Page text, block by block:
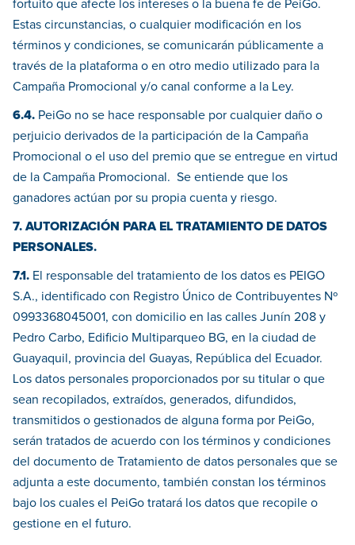
fortuito que afecte los intereses o la buena fe de PeiGo.
Estas circunstancias, o cualquier modificación en los
términos y condiciones, se comunicarán públicamente a
través de la plataforma o en otro medio utilizado para la
Campaña Promocional y/o canal conforme a la Ley.
6.4. PeiGo no se hace responsable por cualquier daño o
perjuicio derivados de la participación de la Campaña
Promocional o el uso del premio que se entregue en virtud
de la Campaña Promocional. Se entiende que los
ganadores actúan por su propia cuenta y riesgo.
7. AUTORIZACIÓN PARA EL TRATAMIENTO DE DATOS
PERSONALES.
7.1. El responsable del tratamiento de los datos es PEIGO
S.A., identificado con Registro Único de Contribuyentes Nº
0993368045001, con domicilio en las calles Junín 208 y
Pedro Carbo, Edificio Multiparqueo BG, en la ciudad de
Guayaquil, provincia del Guayas, República del Ecuador.
Los datos personales proporcionados por su titular o que
sean recopilados, extraídos, generados, difundidos,
transmitidos o gestionados de alguna forma por PeiGo,
serán tratados de acuerdo con los términos y condiciones
del documento de Tratamiento de datos personales que se
adjunta a este documento, también constan los términos
bajo los cuales el PeiGo tratará los datos que recopile o
gestione en el futuro.